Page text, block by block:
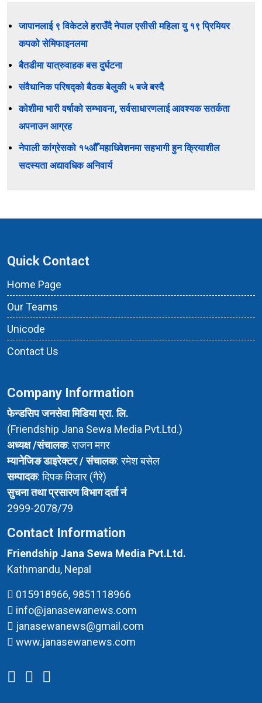
जापानलाई ९ विकेटले हराउँदै नेपाल एसीसी महिला यु १९ प्रिमियर
कपको सेमिफाइनलमा
बैतडीमा यात्रुवाहक बस दुर्घटना
संवैधानिक परिषद्को बैठक बेलुकी ५ बजे बस्दै
कोशीमा भारी वर्षाको सम्भावना, सर्वसाधारणलाई आवश्यक सतर्कता
अपनाउन आग्रह
नेपाली कांग्रेसको १५औँ महाधिवेशनमा सहभागी हुन क्रियाशील
सदस्यता अद्यावधिक अनिवार्य
Quick Contact
Home Page
Our Teams
Unicode
Contact Us
Company Information
फेन्डसिप जनसेवा मिडिया प्रा. लि.
(Friendship Jana Sewa Media Pvt.Ltd.)
अध्यक्ष /संचालक: राजन मगर
म्यानेजिङ डाइरेक्टर / संचालक: रमेश बसेल
सम्पादक: दिपक मिजार (गैरे)
सुचना तथा प्रसारण विभाग दर्ता नं
2999-2078/79
Contact Information
Friendship Jana Sewa Media Pvt.Ltd.
Kathmandu, Nepal
015918966, 9851118966
info@janasewanews.com
janasewanews@gmail.com
www.janasewanews.com